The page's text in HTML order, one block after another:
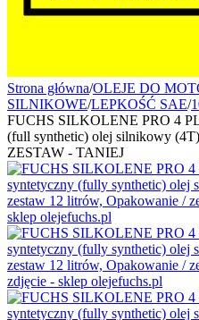
Strona główna/OLEJE DO
SILNIKOWE/LEPKOŚĆ SAE/
FUCHS SILKOLENE PRO 4
(full synthetic) olej silnikowy
ZESTAW - TANIEJ